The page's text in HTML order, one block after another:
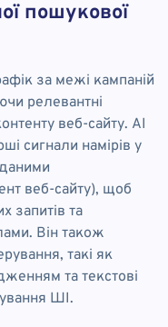
пошукової
за межі кампаній
релевантні
веб-сайту. AI
сигнали намірів у
веб-сайту), щоб
запитів та
Він також
такі як
та текстові
ШІ.